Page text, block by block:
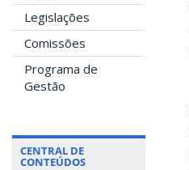
Legislações
Comissões
Programa de
Gestão
CENTRAL DE
CONTEÚDOS